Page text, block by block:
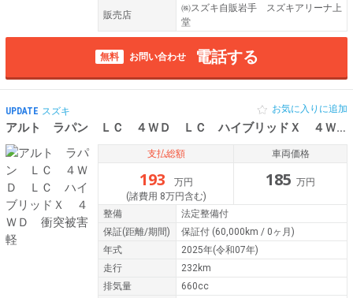
販売店
㈱スズキ自販岩手 スズキアリーナ上
堂
無料 お問い合わせ 電話する
UPDATE スズキ
アルト ラパン ＬＣ ４ＷＤ ＬＣ ハイブリッドＸ ４ＷＤ 衝突被害軽
お気に入りに追加
支払総額
193
万円
(諸費用 8万円含む)
車両価格
185 万円
整備
法定整備付
保証(距離/期間) 保証付 (60,000km / 0ヶ月)
年式
2025年(令和07年)
走行
232km
排気量
660cc